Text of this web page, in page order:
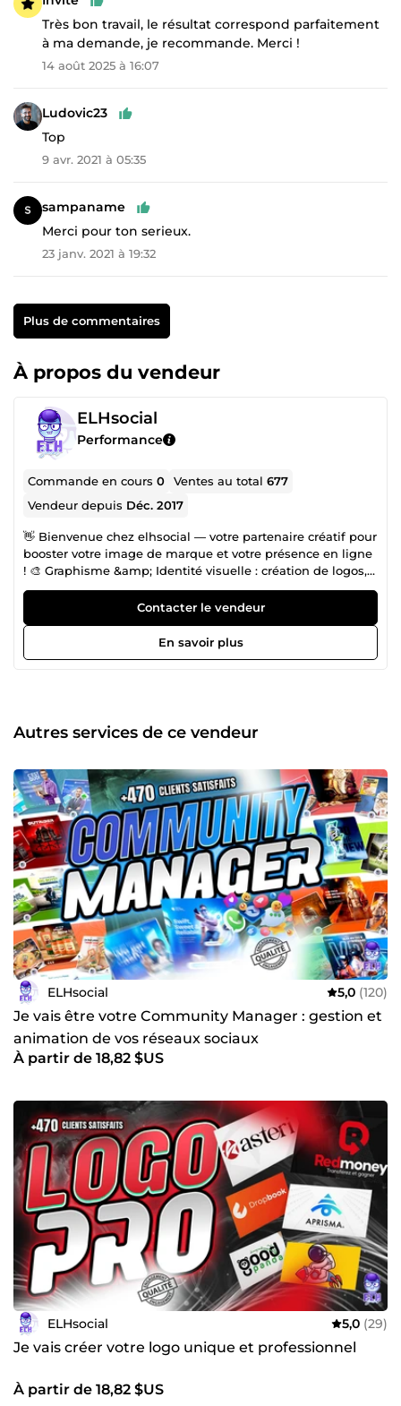
Très bon travail, le résultat correspond parfaitement
à ma demande, je recommande. Merci !
14 août 2025 à 16:07
Ludovic23
Top
9 avr. 2021 à 05:35
sampaname
Merci pour ton serieux.
23 janv. 2021 à 19:32
Plus de commentaires
À propos du vendeur
ELHsocial
Performance
Commande en cours0 Ventes au total677
Vendeur depuis Déc. 2017
👋 Bienvenue chez elhsocial — votre partenaire créatif pour
booster votre image de marque et votre présence en ligne
! 🎨 Graphisme &amp; Identité visuelle : création de logos,
chartes graphiques sur-mesure et flyers percutants. 📱
Community Management : stratégie de contenu, gestion
de vos réseaux sociaux et création de visuels impactants. 🌐
Développement WordPress : sites modernes, optimisés et
clé en main pour une présence web efficace. ✅ +476
Réponse rapide garantie !
Contacter le vendeur
En savoir plus
Autres services de ce vendeur
ELHsocial 5,0 (120)
Je vais être votre Community Manager : gestion et
animation de vos réseaux sociaux
À partir de 18,82 $US
ELHsocial 5,0 (29)
Je vais créer votre logo unique et professionnel
À partir de 18,82 $US